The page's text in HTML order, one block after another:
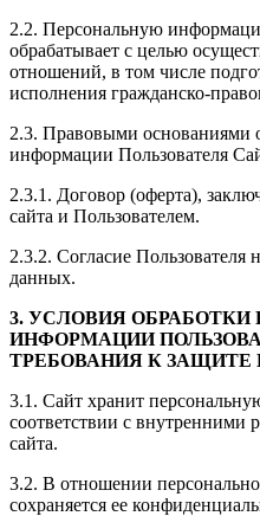
2.2. Персональную
обрабатывает с целью
отношений, в том числе
исполнения гражданско-
2.3. Правовыми основаниями
информации Пользователя
2.3.1. Договор (оферта),
сайта и Пользователем.
2.3.2. Согласие Пользователя
данных.
3. УСЛОВИЯ
ИНФОРМАЦИИ
ТРЕБОВАНИЯ К
3.1. Сайт хранит
соответствии с внутренними
сайта.
3.2. В отношении
сохраняется ее